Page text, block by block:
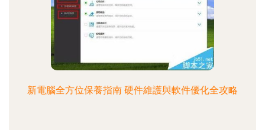
新電腦全方位保養指南 硬件維護與軟件優化全攻略